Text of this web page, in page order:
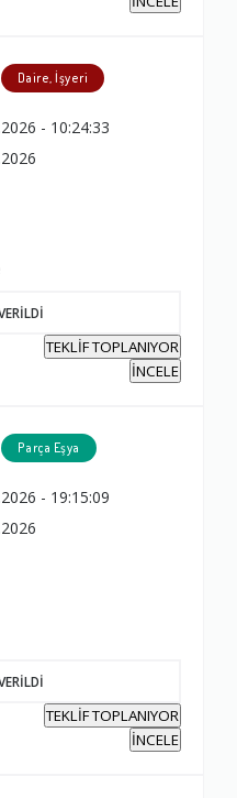
Daire, İşyeri
- 10:24:33
TEKLİF TOPLANIYOR
İNCELE
Parça Eşya
- 19:15:09
TEKLİF TOPLANIYOR
İNCELE
Hizmeti